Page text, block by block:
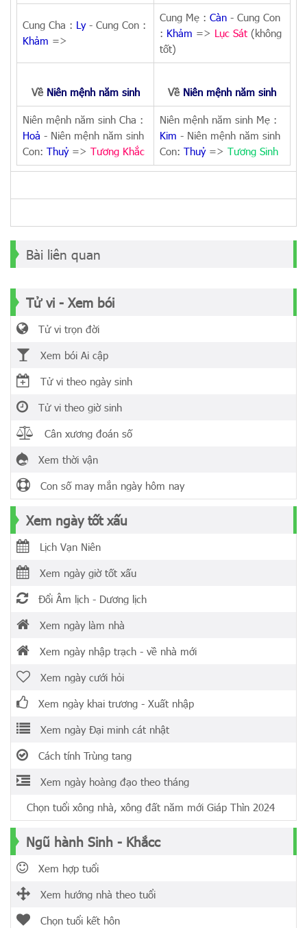
Cung Cha : Ly - Cung Con :
Khảm =>
Cung Mẹ : Càn - Cung Con
: Khảm => Lục Sát (không
tốt)
Về Niên mệnh năm sinh Về Niên mệnh năm sinh
Niên mệnh năm sinh Cha :
Hoả - Niên mệnh năm sinh
Con: Thuỷ=> Tương Khắc
Niên mệnh năm sinh Mẹ :
Kim - Niên mệnh năm sinh
Con: Thuỷ=> Tương Sinh
Bài liên quan
Tử vi - Xem bói
Tử vi trọn đời
Xem bói Ai cập
Tử vi theo ngày sinh
Tử vi theo giờ sinh
Cân xương đoán số
Xem thời vận
Con số may mắn ngày hôm nay
Xem ngày tốt xấu
Lịch Vạn Niên
Xem ngày giờ tốt xấu
Đổi Âm lịch - Dương lịch
Xem ngày làm nhà
Xem ngày nhập trạch - về nhà mới
Xem ngày cưới hỏi
Xem ngày khai trương - Xuất nhập
Xem ngày Đại minh cát nhật
Cách tính Trùng tang
Xem ngày hoàng đạo theo tháng
Chọn tuổi xông nhà, xông đất năm mới Giáp Thìn 2024
Ngũ hành Sinh - Khắcc
Xem hợp tuổi
Xem hướng nhà theo tuổi
Chọn tuổi kết hôn